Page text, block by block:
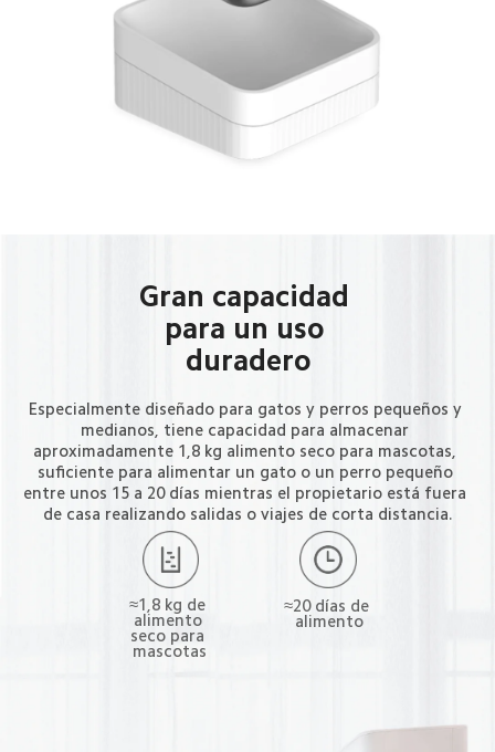
Gran capacidad
para un uso
duradero
Especialmente diseñado para gatos y perros pequeños y
medianos, tiene capacidad para almacenar
aproximadamente 1,8 kg alimento seco para mascotas,
suficiente para alimentar un gato o un perro pequeño
entre unos 15 a 20 días mientras el propietario está fuera
de casa realizando salidas o viajes de corta distancia.
≈1,8 kg de
alimento
seco para
mascotas
≈20 días de
alimento